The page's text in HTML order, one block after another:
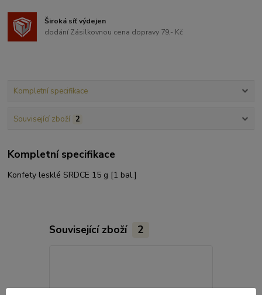
Široká síť výdejen
dodání Zásilkovnou cena dopravy 79,- Kč
Kompletní specifikace
Související zboží 2
Kompletní specifikace
Konfety lesklé SRDCE 15 g [1 bal.]
Související zboží 2